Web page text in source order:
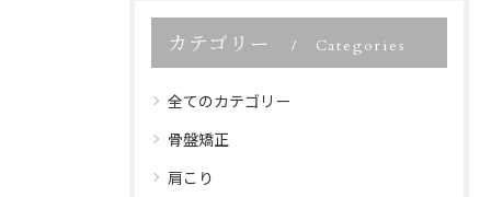
カテゴリー Categories
全てのカテゴリー
骨盤矯正
肩こり